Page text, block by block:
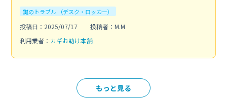
鍵のトラブル （デスク・ロッカー）
投稿日：2025/07/17
投稿者：M.M
利用業者： カギお助け本舗
もっと見る